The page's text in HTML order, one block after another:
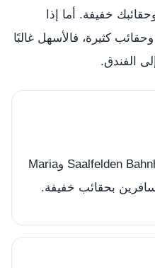
خفيفة. أما إذا
كثيرة، فالأسهل غالبًا
الفندق.
خيار اقتصادي وسهل بين Saalfelden Bahnhof وMaria